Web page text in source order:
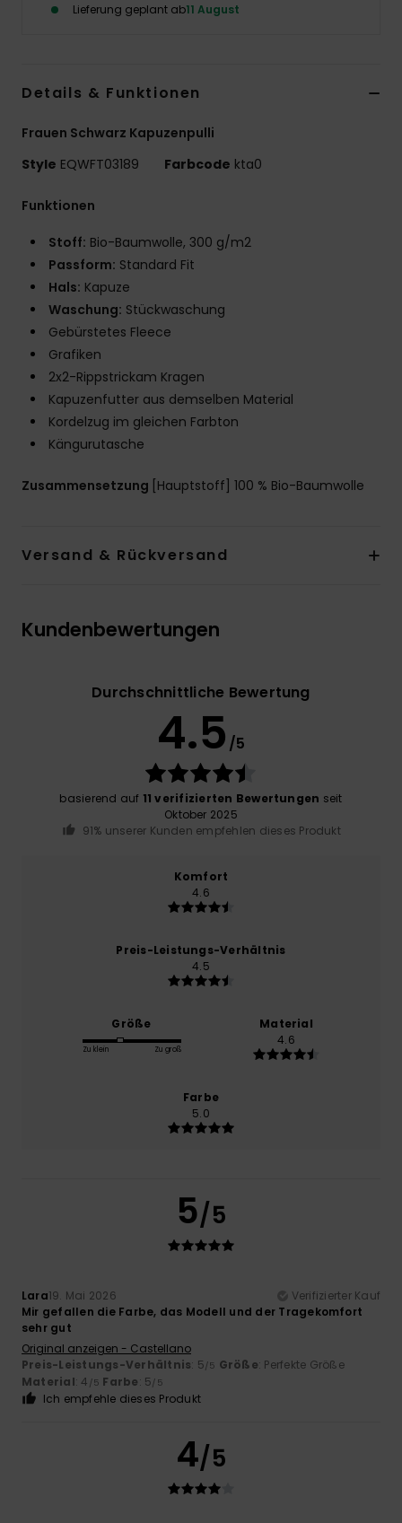
Lieferung geplant ab11 August
Details & Funktionen
Frauen Schwarz Kapuzenpulli
Style EQWFT03189 Farbcode kta0
Funktionen
Stoff: Bio-Baumwolle, 300 g/m2
Passform: Standard Fit
Hals: Kapuze
Waschung: Stückwaschung
Gebürstetes Fleece
Grafiken
2x2-Rippstrickam Kragen
Kapuzenfutter aus demselben Material
Kordelzug im gleichen Farbton
Kängurutasche
Zusammensetzung [Hauptstoff] 100 % Bio-Baumwolle
Versand & Rückversand
Kundenbewertungen
Durchschnittliche Bewertung
4.5 /5
basierend auf 11 verifizierten Bewertungen seit
Oktober 2025
91% unserer Kunden empfehlen dieses Produkt
Komfort
4.6
Preis-Leistungs-Verhältnis
4.5
Größe
Zu klein Zu groß
Material
4.6
Farbe
5.0
5/5
Lara19. Mai 2026
Verifizierter Kauf
Mir gefallen die Farbe, das Modell und der Tragekomfort
sehr gut
Original anzeigen - Castellano
Preis-Leistungs-Verhältnis: 5/5 Größe: Perfekte Größe
Material: 4 /5 Farbe: 5/5
Ich empfehle dieses Produkt
4/5